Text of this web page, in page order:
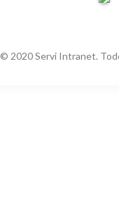
© 2020 Servi Intranet.